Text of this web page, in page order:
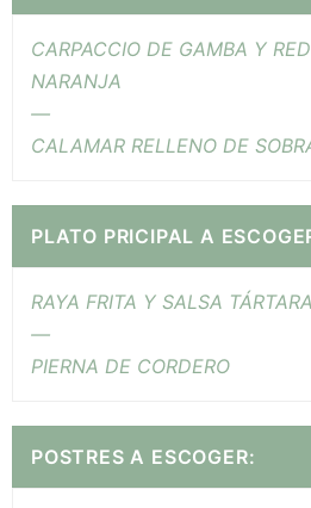
CARPACCIO DE GAMBA Y
NARANJA
—
CALAMAR RELLENO DE
PLATO PRICIPAL A
RAYA FRITA Y SALSA TÁRTARA
—
PIERNA DE CORDERO
POSTRES A ESCOGER: